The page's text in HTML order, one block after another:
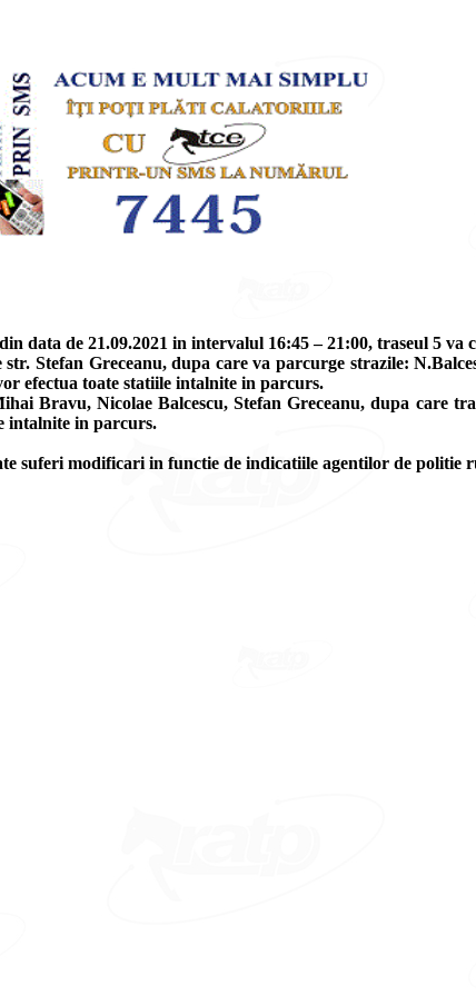
data de 21.09.2021 in intervalul 16:45 – 21:00, traseul 5 va
Stefan Greceanu, dupa care va parcurge strazile:
efectua toate statiile intalnite in parcurs.
Bravu, Nicolae Balcescu, Stefan Greceanu, dupa care
intalnite in parcurs.
suferi modificari in functie de indicatiile agentilor de